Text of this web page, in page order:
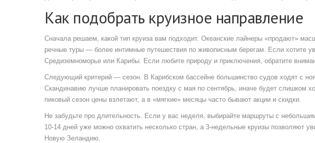
Как подобрать круизное направление
Сначала решаем, какой тип круиза вам подходит. Океанские лайнеры «продают»
речные туры — более интимные путешествия по живописным берегам. Если хотите
Средиземноморье или Карибы. Если любите природу и приключения, обратите
Следующий критерий — сезон. В Карибском бассейне большинство судов ходят с
Скандинавию лучше планировать поездку с мая по сентябрь, иначе будет слишком
пиковый сезон цены взлетают, а в «мягкие» месяцы часто бывают акции и скидки.
Не забудьте про длительность. Если у вас неделя, выбирайте маршруты с
10‑14 дней уже можно охватить несколько стран, а 3‑недельные круизы позволяют
Новую Зеландию.